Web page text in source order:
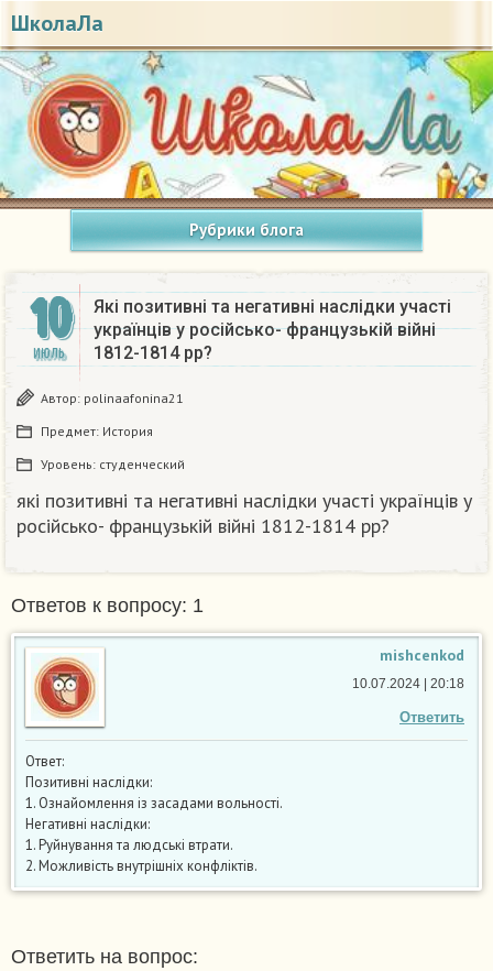
ШколаЛа
Рубрики блога
10
ИЮЛЬ
Які позитивні та негативні наслідки участі
українців у російсько- французькій війні
1812-1814 pp?
Автор: polinaafonina21
Предмет: История
Уровень: студенческий
які позитивні та негативні наслідки участі українців у
російсько- французькій війні 1812-1814 pp?
Ответов к вопросу: 1
mishcenkod
Ответить
10.07.2024 | 20:18
Ответ:
Позитивні наслідки:
1. Ознайомлення із засадами вольності.
Негативні наслідки:
1. Руйнування та людські втрати.
2. Можливість внутрішніх конфліктів.
Ответить на вопрос: